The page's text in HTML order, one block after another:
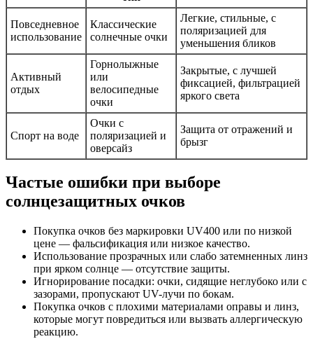
Повседневное
использование
Классические
солнечные очки
Легкие, стильные, с
поляризацией для
уменьшения бликов
Активный
отдых
Горнолыжные
или
велосипедные
очки
Закрытые, с лучшей
фиксацией, фильтрацией
яркого света
Спорт на воде
Очки с
поляризацией и
оверсайз
Защита от отражений и
брызг
Частые ошибки при выборе
солнцезащитных очков
Покупка очков без маркировки UV400 или по низкой
цене — фальсификация или низкое качество.
Использование прозрачных или слабо затемненных линз
при ярком солнце — отсутствие защиты.
Игнорирование посадки: очки, сидящие неглубоко или с
зазорами, пропускают UV-лучи по бокам.
Покупка очков с плохими материалами оправы и линз,
которые могут повредиться или вызвать аллергическую
реакцию.